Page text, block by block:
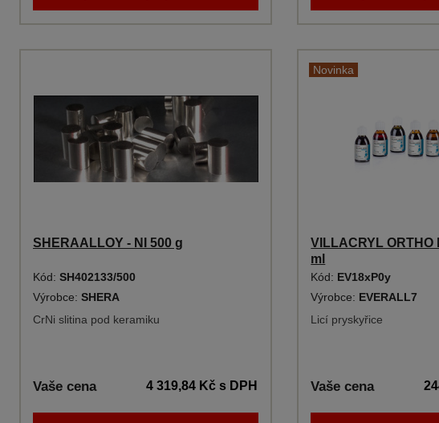
SHERAALLOY - NI 500 g
Kód: SH402133/500
Výrobce: SHERA
CrNi slitina pod keramiku
Vaše cena 4 319,84 Kčs DPH
Novinka
VILLACRYL ORTHO
ml
Kód: EV18xP0y
Výrobce: EVERALL7
Licí pryskyřice
Vaše cena